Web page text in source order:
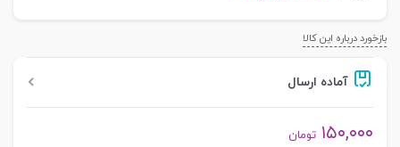
بازخورد درباره این کالا
آماده ارسال
۱۵۰,۰۰۰ تومان